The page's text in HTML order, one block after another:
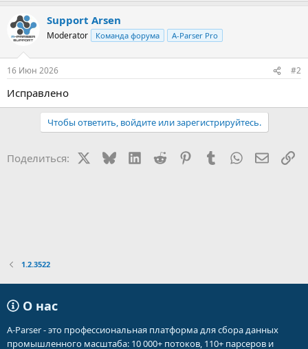
Support Arsen
Moderator Команда форума A-Parser Pro
16 Июн 2026 #2
Исправлено
Чтобы ответить, войдите или зарегистрируйтесь.
Поделиться: BlueskyLinkedIn
Reddit PinterestTumblr WhatsApp
1.2.3522
О нас
A-Parser - это профессиональная платформа для сбора данных
промышленного масштаба: 10 000+ потоков, 110+ парсеров и